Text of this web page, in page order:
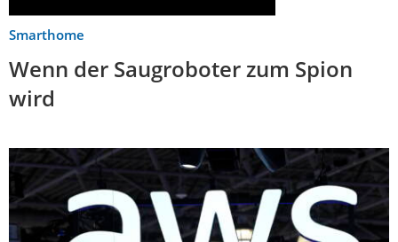
Smarthome
Wenn der Saugroboter zum Spion
wird